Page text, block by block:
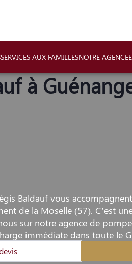
SERVICES AUX FAMILLESNOTRE AGENCE
à
Baldauf vous
de la Moselle (57). C’est
sur notre agence de
immédiate dans toute le